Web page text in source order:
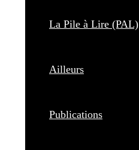
La Pile à Lire (PAL)
Ailleurs
Publications